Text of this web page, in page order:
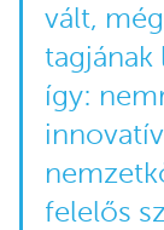
vált,
tagjának
így:
felelős